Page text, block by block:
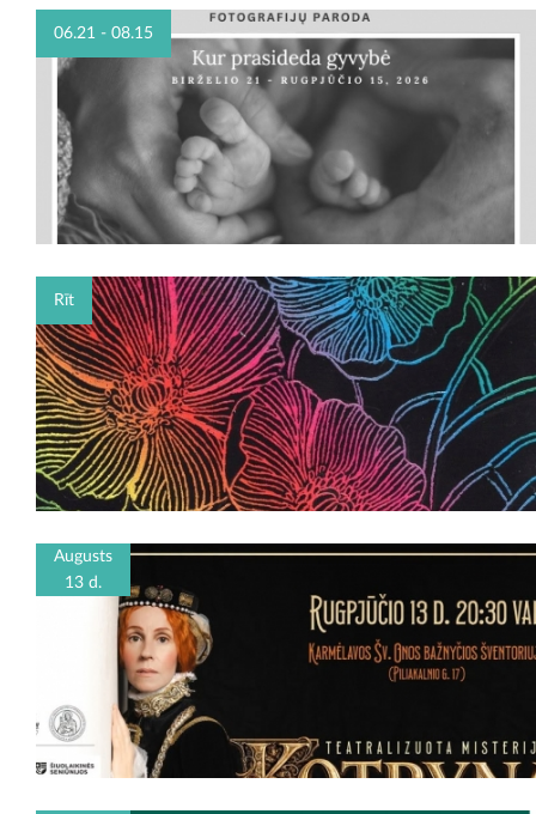
06.21 - 08.15
Rīt
Augusts
13 d.